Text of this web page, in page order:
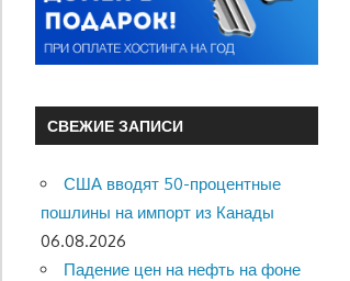
СВЕЖИЕ ЗАПИСИ
США вводят 50-процентные
пошлины на импорт из Канады
06.08.2026
Падение цен на нефть на фоне